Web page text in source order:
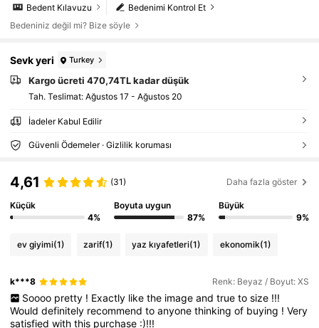
Bedenimi Kontrol Et
Bedent Kılavuzu
Bedeniniz değil mi? Bize söyle
Sevk yeri Turkey
Kargo ücreti 470,74TL kadar düşük
Tah. Teslimat: Ağustos 17 - Ağustos 20
İadeler Kabul Edilir
Güvenli Ödemeler · Gizlilik koruması
4,61 (31) Daha fazla göster
Küçük
4%
Boyuta uygun
87%
Büyük
9%
ev giyimi(1) zarif(1) yaz kıyafetleri(1) ekonomik(1)
k***8 Renk: Beyaz / Boyut: XS
Soooo pretty ! Exactly like the image and true to size !!!
Woulddefinitely recommendtoanyonethinkingof buying !Very
satisfiedwiththis purchase :)!!!